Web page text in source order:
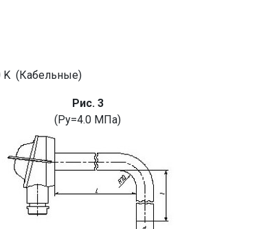
K (Кабельные)
Рис. 3
(Ру=4.0 МПа)